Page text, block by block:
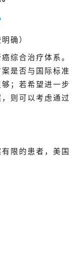
确）
综合治疗体系。
是否与国际标准
；若希望进一步
则可以考虑通过
限的患者，美国